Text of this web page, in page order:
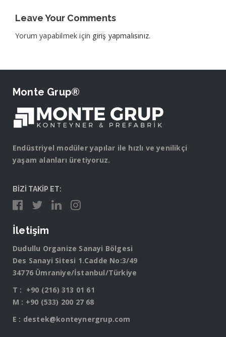
Leave Your Comments
Yorum yapabilmek için giriş yapmalısınız.
Monte Grup®
Endüstriyel modüler yapılar ile hızlı ve yenilikçi
yaşam alanları üretiyoruz.
BİZİ TAKİP ET:
İletişim
Dudullu Organize Sanayi Bölgesi
Des Sanayi Sitesi 1.Cadde No:3/49
34776 Ümraniye/İstanbul/Türkiye
T : +90 (216) 313 01 61
M : +90 (533) 200 27 68
E : destek@konteynergrup.com